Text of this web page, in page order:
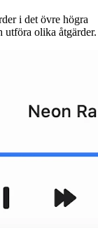
i det övre högra
utföra olika åtgärder.